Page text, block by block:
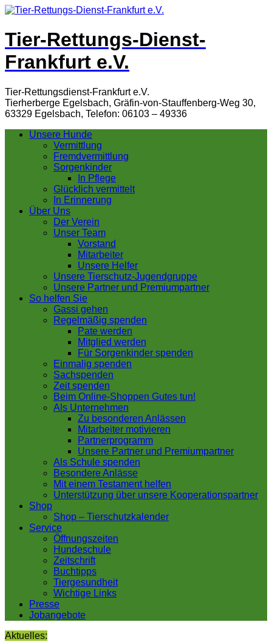
Tier-Rettungs-Dienst-
Frankfurt e.V.
Tier-Rettungsdienst-Frankfurt e.V.
Tierherberge Egelsbach, Gräfin-von-Stauffenberg-Weg 30,
63329 Egelsbach, Telefon: 06103 – 49336
Unsere Hunde
Vermittlung
Fremdvermittlung
Sorgenkinder
In Pflege
Glücklich vermittelt
In Erinnerung
Über Uns
Der Verein
Unser Team
Vorstand
Mitarbeiter
Unsere Helfer
Unsere Tierschutz-Jugendgruppe
Unsere Partner und Premiumpartner
So helfen Sie
Gassi gehen
Regelmäßig spenden
Pate werden
Mitglied werden
Für Sorgenkinder spenden
Einmalig spenden
Sachspenden
Zeit spenden
Beim Online-Shoppen Gutes tun!
Als Unternehmen
Zu besonderen Anlässen
Mitarbeiter motivieren
Partnerprogramm
Unsere Partner und Premiumpartner
Als Schule spenden
Besondere Anlässe
Mit einem Testament helfen
Unterstützung über unsere Kooperationspartner
Shop
Shop – Tierschutzkalender
Service
Öffnungszeiten
Hundeschule
Zeitschrift
Buchtipps
Tiergesundheit
Wichtige Links
Presse
Jobangebote
Aktuelles: